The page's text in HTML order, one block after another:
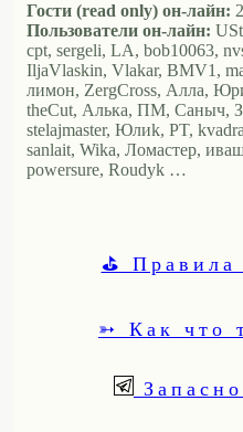
Гости (read only) он-лайн:
Пользователи он-лайн:
cpt, sergeli, LA, bob10063,
IljaVlaskin, Vlakar, BMV1,
лимон, ZergCross, Алла,
theCut, Алька, ПМ, Саныч,
stelajmaster, Юлиk, PT,
sanlait, Wika, Ломастер,
powersure, Roudyk …
⛳
➳ Как что